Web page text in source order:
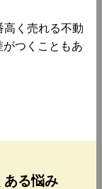
く売れる不動
つくこともあ
る悩み